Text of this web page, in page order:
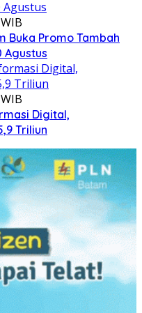
Buka Promo Tambah
Agustus
Digital,
Triliun